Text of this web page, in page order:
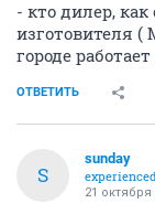
- кто дилер,
изготовителя (
городе
ОТВЕТИТЬ
S
sunday
experienced
21 октября